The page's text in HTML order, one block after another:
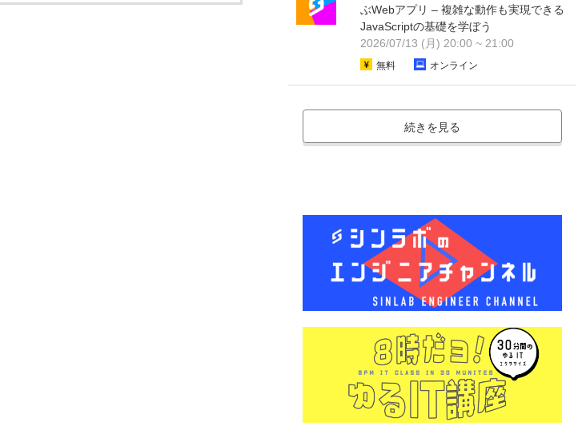
ぶWebアプリ – 複雑な動作も実現できる
JavaScriptの基礎を学ぼう
2026/07/13 (月) 20:00 ~ 21:00
無料 オンライン
続きを見る